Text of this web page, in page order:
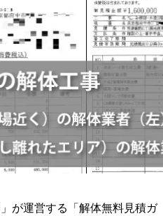
が運営する「解体無料見積ガ